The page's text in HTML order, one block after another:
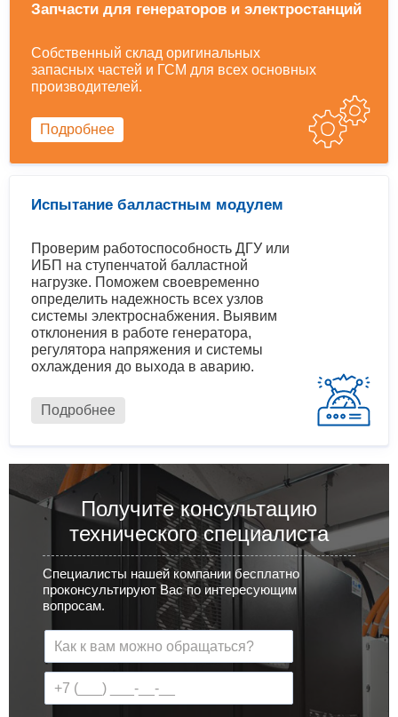
Запчасти для генераторов и электростанций
Собственный склад оригинальных
запасных частей и ГСМ для всех основных
производителей.
Подробнее
Испытание балластным модулем
Проверим работоспособность ДГУ или
ИБП на ступенчатой балластной
нагрузке. Поможем своевременно
определить надежность всех узлов
системы электроснабжения. Выявим
отклонения в работе генератора,
регулятора напряжения и системы
охлаждения до выхода в аварию.
Подробнее
Получите консультацию
технического специалиста
Специалисты нашей компании бесплатно
проконсультируют Вас по интересующим
вопросам.